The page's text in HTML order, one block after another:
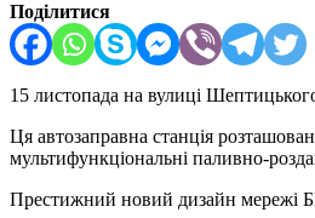
Поділитися
15 листопада на вулиці
Ця автозаправна станція
мультифункціональні паливно-
Престижний новий дизайн мережі